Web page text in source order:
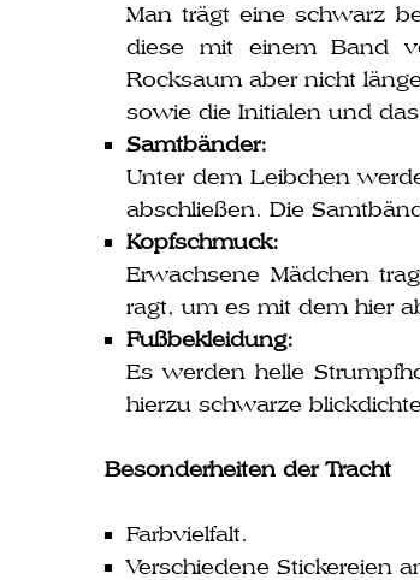
Man trägt eine schwarz
die­se mit einem Band
Rocksaum aber nicht
sowie die Initialen und
Samtbänder:
Unter dem Leibchen
abschlie­ßen. Die
Kopfschmuck:
Erwachsene Mädchen
ragt, um es mit dem hier
Fußbekleidung:
Es wer­den hel­le
hier­zu schwar­ze
Besonderheiten der Tracht
Farbvielfalt.
Verschiedene Stickereien